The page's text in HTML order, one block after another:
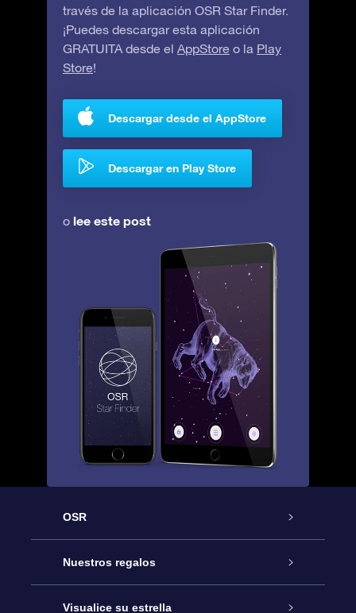
través de la aplicación OSR Star Finder.
¡Puedes descargar esta aplicación
GRATUITA desde el AppStore o la Play
Store!
Descargar desde el AppStore
Descargar en Play Store
o lee este post
OSR
Atención
Contáctanos
Nuestros regalos
Regalo Estrella Online
Visualice su estrella